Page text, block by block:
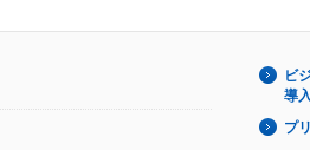
ビ
導
プ